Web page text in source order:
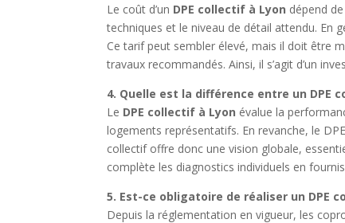
Le coût d’un DPE collectif à Lyon dépend
techniques et le niveau de détail attendu. En
Ce tarif peut sembler élevé, mais il doit être
travaux recommandés. Ainsi, il s’agit d’un
4. Quelle est la différence entre un DPE
Le DPE collectif à Lyon évalue la
logements représentatifs. En revanche, le
collectif offre donc une vision globale,
complète les diagnostics individuels en
5. Est-ce obligatoire de réaliser un DPE
Depuis la réglementation en vigueur, les